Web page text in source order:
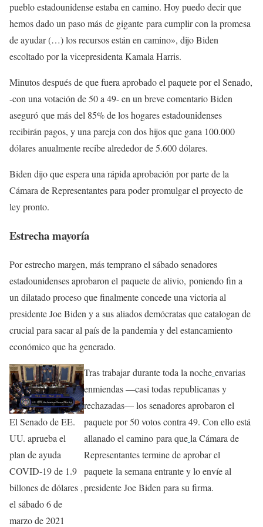
pueblo estadounidense estaba en camino. Hoy puedo decir que
hemos dado un paso más de gigante para cumplir con la promesa
de ayudar (…) los recursos están en camino», dijo Biden
escoltado por la vicepresidenta Kamala Harris.
Minutos después de que fuera aprobado el paquete por el Senado,
-con una votación de 50 a 49- en un breve comentario Biden
aseguró que más del 85% de los hogares estadounidenses
recibirán pagos, y una pareja con dos hijos que gana 100.000
dólares anualmente recibe alrededor de 5.600 dólares.
Biden dijo que espera una rápida aprobación por parte de la
Cámara de Representantes para poder promulgar el proyecto de
ley pronto.
Estrecha mayoría
Por estrecho margen, más temprano el sábado senadores
estadounidenses aprobaron el paquete de alivio, poniendo fin a
un dilatado proceso que finalmente concede una victoria al
presidente Joe Biden y a sus aliados demócratas que catalogan de
crucial para sacar al país de la pandemia y del estancamiento
económico que ha generado.
El Senado de EE.
UU. aprueba el
plan de ayuda
COVID-19 de 1.9
billones de dólares ,
el sábado 6 de
marzo de 2021
Tras trabajar durante toda la noche envarias
enmiendas —casi todas republicanas y
rechazadas— los senadores aprobaron el
paquete por 50 votos contra 49. Con ello está
allanado el camino para que la Cámara de
Representantes termine de aprobar el
paquete la semana entrante y lo envíe al
presidente Joe Biden para su firma.